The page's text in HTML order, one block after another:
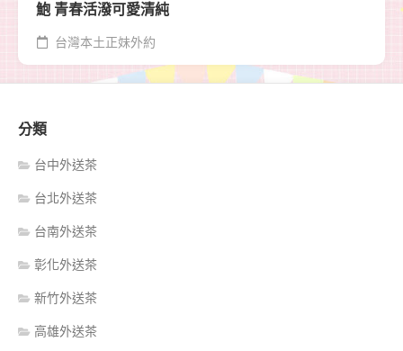
鮑 青春活潑可愛清純
台灣本土正妹外約
分類
台中外送茶
台北外送茶
台南外送茶
彰化外送茶
新竹外送茶
高雄外送茶